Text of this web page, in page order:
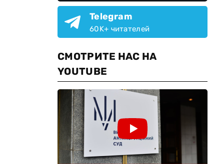
Telegram
60K+ читателей
СМОТРИТЕ НАС НА
YOUTUBE